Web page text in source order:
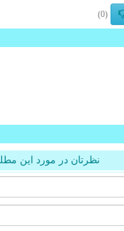
(0)
نظرتان در مورد این